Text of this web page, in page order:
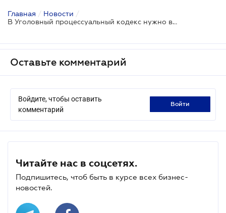
Главная / Новости /
В Уголовный процессуальный кодекс нужно вносить новые изменения
Оставьте комментарий
Войдите, чтобы оставить
комментарий
войти
Читайте нас в соцсетях.
Подпишитесь, чтоб быть в курсе всех бизнес-
новостей.